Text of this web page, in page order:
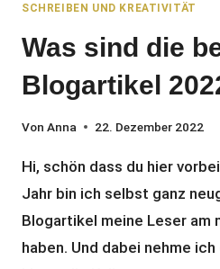
SCHREIBEN UND KREATIVITÄT
Was sind die
Blogartikel
Von Anna 22. Dezember 2022
Hi, schön dass du hier
Jahr bin ich selbst ganz
Blogartikel meine Leser
haben. Und dabei nehme